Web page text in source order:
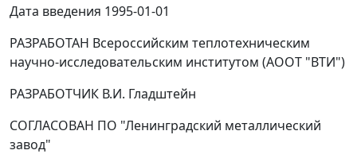
Дата введения 1995-01-01
РАЗРАБОТАН Всероссийским теплотехническим
научно-исследовательским институтом (АООТ "ВТИ")
РАЗРАБОТЧИК В.И. Гладштейн
СОГЛАСОВАН ПО "Ленинградский металлический
завод"